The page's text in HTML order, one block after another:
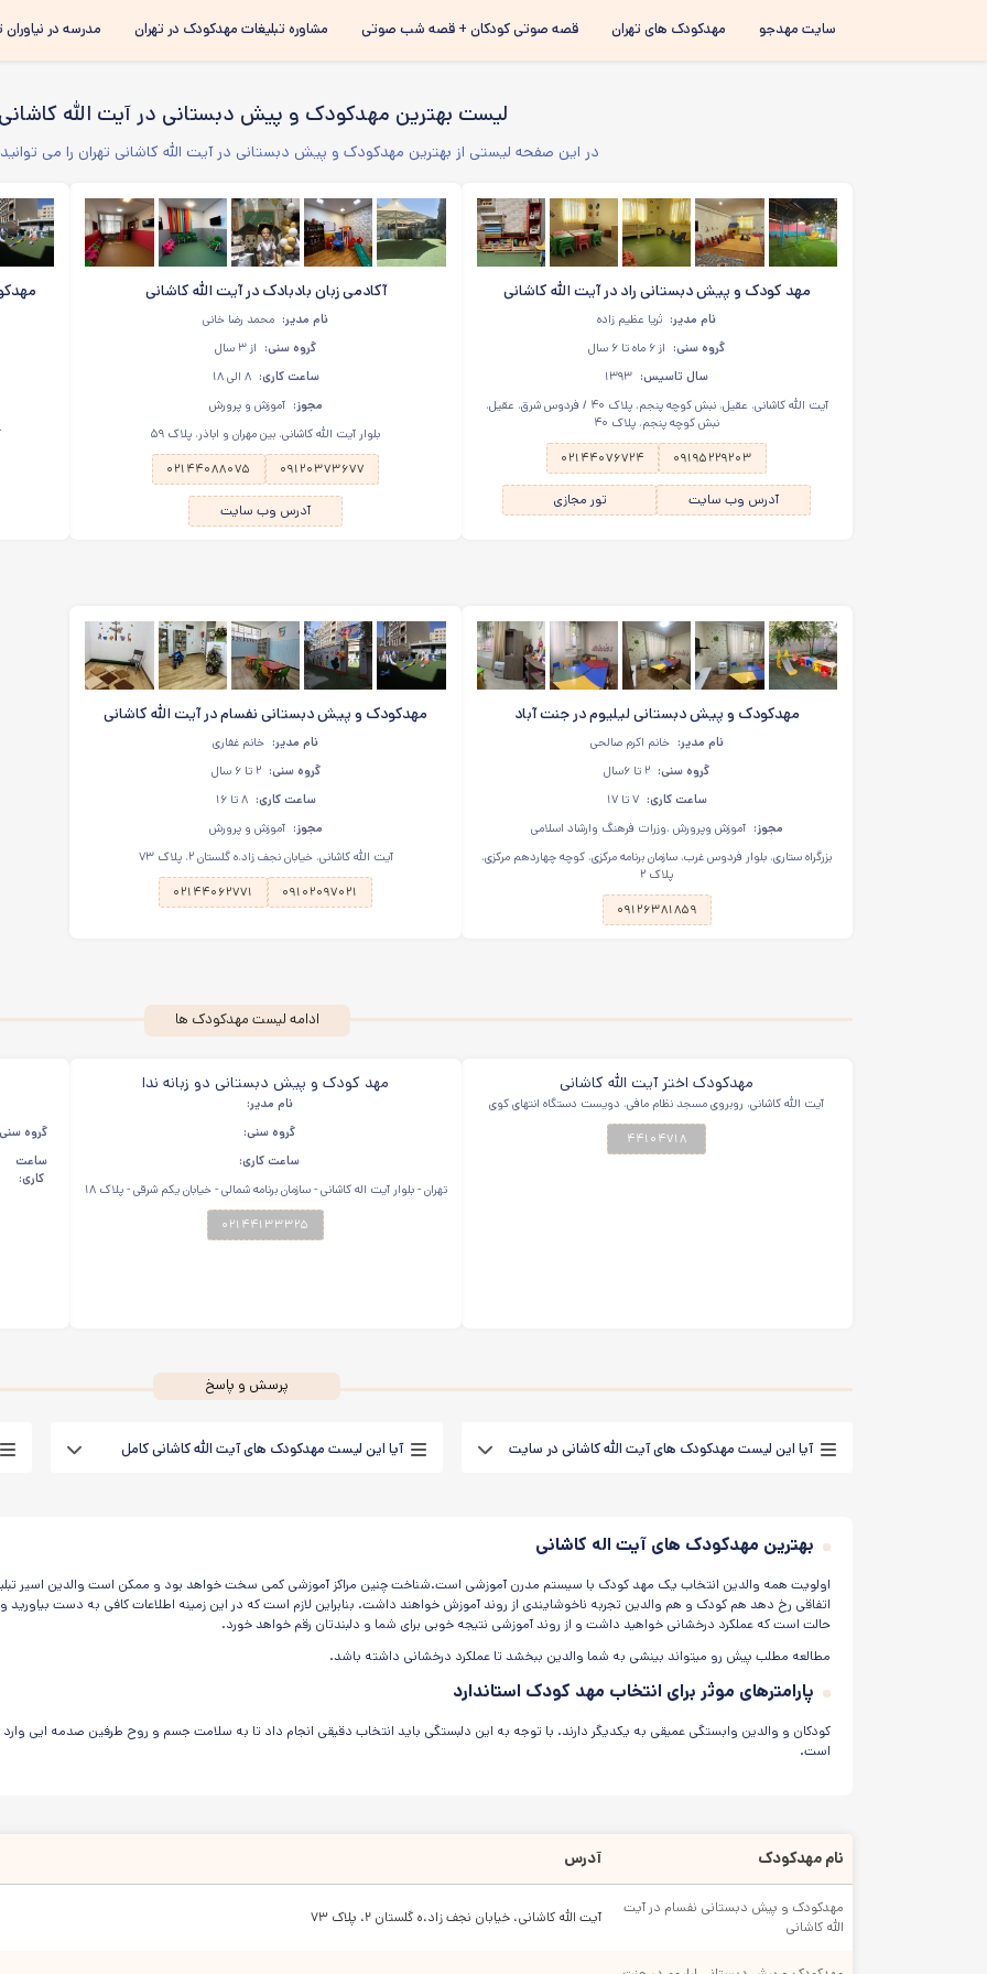
محتوای
اصلی
سایت مهدجو مهدکودک های تهران قصه صوتی کودکان + قصه شب صوتی مشاوره تبلیغات مهدکودک در تهران مدرسه در
لیست بهترین مهدکودک و پیش دبستانی در آیت الله کاشانی
در این صفحه لیستی از بهترین مهدکودک و پیش دبستانی در آیت الله کاشانی تهران را می
مهد کودک و پیش دبستانی راد در آیت الله کاشانی
نام مدیر: ثریا عظیم زاده
گروه سنی: از ۶ ماه تا ۶ سال
سال تاسیس: ۱۳۹۳
آیت الله کاشانی، عقیل، نبش کوچه پنجم، پلاک ۴۰ / فردوس شرق، عقیل،
نبش کوچه پنجم، پلاک ۴۰
۰۹۱۹۵۲۲۹۲۰۳
۰۲۱۴۴۰۷۶۷۲۴
آدرس وب سایت تور مجازی
آکادمی زبان بادبادک در آیت الله کاشانی
نام مدیر: محمد رضا خانی
گروه سنی: از ۳ سال
ساعت کاری: ۸ الی ۱۸
مجوز: آموزش و پرورش
بلوار آیت الله کاشانی، بین مهران و اباذر، پلاک ۵۹
۰۹۱۲۰۳۷۳۶۷۷
۰۲۱۴۴۰۸۸۰۷۵
آدرس وب سایت
مهدکودک و پیش دبستانی لیلیوم در جنت آباد
نام مدیر: خانم اکرم صالحی
گروه سنی: ۲ تا ۶سال
ساعت کاری: ۷ تا ۱۷
مجوز: آموزش وپرورش ،وزرات فرهنگ وارشاد اسلامی
بزرگراه ستاری، بلوار فردوس غرب، سازمان برنامه مرکزی، کوچه چهاردهم مرکزی،
پلاک ۲
۰۹۱۲۶۳۸۱۸۵۹
مهدکودک و پیش دبستانی نفسام در آیت الله کاشانی
نام مدیر: خانم غفاری
گروه سنی: ۲ تا ۶ سال
ساعت کاری: ۸ تا ۱۶
مجوز: آموزش و پرورش
آیت الله کاشانی، خیابان نجف زاد،ه گلستان ۲، پلاک ۷۳
۰۹۱۰۲۰۹۷۰۲۱
۰۲۱۴۴۰۶۲۷۷۱
ادامه لیست مهدکودک ها
مهدکودک اختر آیت الله کاشانی
آیت الله کاشانی، روبروی مسجد نظام مافی، دویست دستگاه انتهای کوی
هشتم، پلاک ۵
۴۴۱۰۴۷۱۸
مهد کودک و پیش دبستانی دو زبانه ندا
نام مدیر:
گروه سنی:
ساعت کاری:
تهران - بلوار آیت اله کاشانی - سازمان برنامه شمالی - خیابان یکم شرقی - پلاک ۱۸
۰۲۱۴۴۱۳۳۳۲۵
گروه
ساعت
کاری:
پرسش و پاسخ
آیا این لیست مهدکودک های آیت الله کاشانی در سایت
آیا این لیست مهدکودک های آیت الله کاشانی کامل
بهترین مهدکودک های آیت اله کاشانی
اولویت همه والدین انتخاب یک مهد کودک با سیستم مدرن آموزشی است.شناخت چنین مراکز آموزشی کمی سخت خواهد بود و ممکن است والدین اسیر
اتفاقی رخ دهد هم کودک و هم والدین تجربه ناخوشایندی از روند آموزش خواهند داشت. بنابراین لازم است که در این زمینه اطلاعات کافی به دست
حالت است که عملکرد درخشانی خواهید داشت و از روند آموزشی نتیجه خوبی برای شما و دلبندتان رقم خواهد خورد.
مطالعه مطلب پیش رو میتواند بینشی به شما والدین ببخشد تا عملکرد درخشانی داشته باشد.
پارامترهای موثر برای انتخاب مهد کودک استاندارد
کودکان و والدین وابستگی عمیقی به یکدیگر دارند. با توجه به این دلبستگی باید انتخاب دقیقی انجام داد تا به سلامت جسم و روح طرفین صدمه ایی
است.
بنابراین آموزش غیر مستقیم باید توسط مربیان کارآزموده مهد کودک ها صورت گیرد و این در حالتی اتفاق می افتد که مرکز آموزشی از امکانات و تجهیزات بازی
در مهد کودک ها درک مفاهیم کلامی و غیر کلامی به وسیله بازی های گوناگون مانند شن بازی،نقاشی،طراحی،خمیر بازی،پازل،رقص،موسیقی،داستان
در زمان بازدید حضوری از مرکز آموزشی فضاهای مختلف را از نظر بگذرانید.دقت کنید که فضا ها با شرایط روحی کودکان همخوانی داشته باشد و هیجانات کودکان
نام مهدکودک آدرس
مهدکودک و پیش دبستانی نفسام در آیت
الله کاشانی
آیت الله کاشانی، خیابان نجف زاد،ه گلستان ۲، پلاک ۷۳